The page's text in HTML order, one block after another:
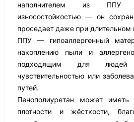
наполнителем из ППУ
износостойкостью — он
проседает даже при длительном
ППУ — гипоаллергенный
накоплению пыли и
подходящим для
чувствительностью или
путей.
Пенополиуретан может иметь
плотности и жёсткости,